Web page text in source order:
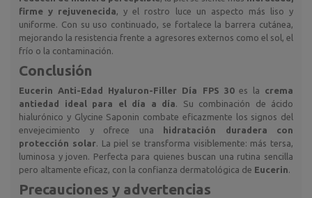
firme y rejuvenecida , y el rostro luce un aspecto más liso y
uniforme. Con su uso continuado, se fortalece la barrera cutánea,
mejorando la resistencia frente a agresores externos como el sol, el
frío o la contaminación.
Conclusión
Eucerin Anti-Edad Hyaluron-Filler Día FPS 30es la crema
antiedad ideal para el día a día . Su combinación de ácido
hialurónico y Glycine Saponin combate eficazmente los signos del
envejecimiento y ofrece una hidratación duradera con
protección solar . La piel se transforma visiblemente: más tersa,
luminosa y joven. Perfecta para quienes buscan una rutina sencilla
pero altamente eficaz, con la confianza dermatológica de Eucerin
Precauciones y advertencias